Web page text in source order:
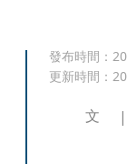
發布時間：
更新時間：
文